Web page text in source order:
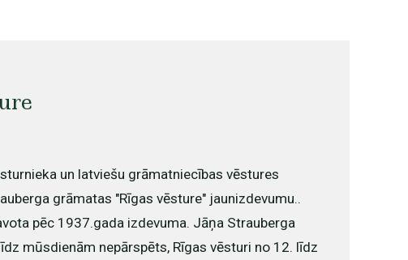
un latviešu grāmatniecības vēstures
grāmatas "Rīgas vēsture" jaunizdevumu..
pēc 1937.gada izdevuma. Jāņa Strauberga
mūsdienām nepārspēts, Rīgas vēsturi no 12. līdz